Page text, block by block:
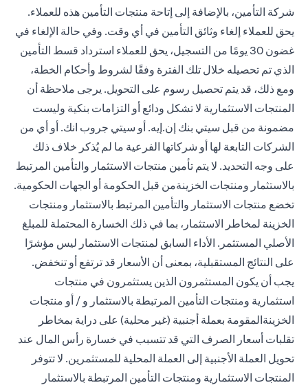
شركة التأمين، بالإضافة إلى إتاحة منتجات التأمين هذه للعملاء.
يحق للعملاء إلغاء وثائق التأمين في أي وقت. وفي حالة الإلغاء في
غضون 30 يومًا من التسجيل، يحق للعملاء استرداد قسط التأمين
الذي تم تحصيله خلال تلك الفترة وفقًا لشروط وأحكام الخطة،
ومع ذلك، قد يتم تحصيل رسوم على التحويل. يرجى ملاحظة أن
المنتجات الاستثمارية لا تشكل ودائع أو التزامات بنكية وليست
مضمونة من قبل سيتي بنك إن.إيه. أو سيتي جروب انك. أو أي من
الشركات التابعة لها أو شركاتها الفرعية ما لم يُذكر خلاف ذلك
على وجه التحديد. لا يتم تأمين منتجات الاستثمار والتأمين المرتبط
بالاستثمار ومنتجات الخزينةمن قبل الحكومة أو الجهات الحكومية.
تخضع منتجات الاستثمار والتأمين المرتبط بالاستثمار ومنتجات
الخزينة لمخاطر الاستثمار، بما في ذلك الخسارة المحتملة للمبلغ
الأصلي المستثمر. الأداء السابق لمنتجات الاستثمار ليس مؤشرًا
على النتائج المستقبلية، بمعنى أن الأسعار قد ترتفع أو تنخفض.
يجب أن يكون المستثمرون الذين يستثمرون في منتجات
استثمارية ومنتجات التأمين المرتبطة بالاستثمار و / أو منتجات
الخزينةالمقومة بعملة أجنبية (غير محلية) على دراية بمخاطر
تقلبات أسعار الصرف التي قد تتسبب في خسارة رأس المال عند
تحويل العملة الأجنبية إلى العملة المحلية للمستثمرين. لا تتوفر
المنتجات الاستثمارية ومنتجات التأمين المرتبطة بالاستثمار